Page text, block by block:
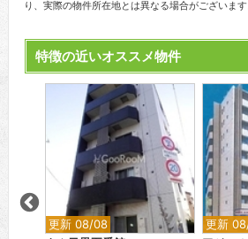
り、実際の物件所在地とは異なる場合がございます
特徴の近いオススメ物件
更新 08/08 更新